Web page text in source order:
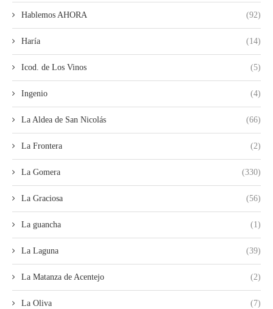
Hablemos AHORA (92)
Haría (14)
Icod. de Los Vinos (5)
Ingenio (4)
La Aldea de San Nicolás (66)
La Frontera (2)
La Gomera (330)
La Graciosa (56)
La guancha (1)
La Laguna (39)
La Matanza de Acentejo (2)
La Oliva (7)